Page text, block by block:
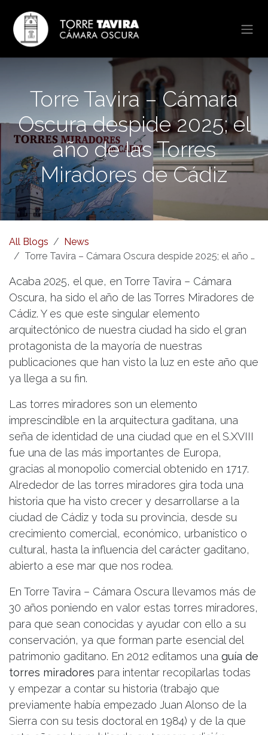
Torre Tavira – Cámara
Oscura despide 2025; el
año de las Torres
Miradores de Cádiz
All Blogs
News
Torre Tavira – Cámara Oscura despide 2025; el año de las Torres Miradores de Cádiz
Acaba 2025, el que, en Torre Tavira – Cámara
Oscura, ha sido el año de las Torres Miradores de
Cádiz. Y es que este singular elemento
arquitectónico de nuestra ciudad ha sido el gran
protagonista de la mayoría de nuestras
publicaciones que han visto la luz en este año que
ya llega a su fin.
Las torres miradores son un elemento
imprescindible en la arquitectura gaditana, una
seña de identidad de una ciudad que en el S.XVIII
fue una de las más importantes de Europa,
gracias al monopolio comercial obtenido en 1717.
Alrededor de las torres miradores gira toda una
historia que ha visto crecer y desarrollarse a la
ciudad de Cádiz y toda su provincia, desde su
crecimiento comercial, económico, urbanístico o
cultural, hasta la influencia del carácter gaditano,
abierto a ese mar que nos rodea.
En Torre Tavira – Cámara Oscura llevamos más de
30 años poniendo en valor estas torres miradores,
para que sean conocidas y ayudar con ello a su
conservación, ya que forman parte esencial del
patrimonio gaditano. En 2012 editamos una guía de
torres miradores para intentar recopilarlas todas
y empezar a contar su historia (trabajo que
previamente había empezado Juan Alonso de la
Sierra con su tesis doctoral en 1984) y de la que